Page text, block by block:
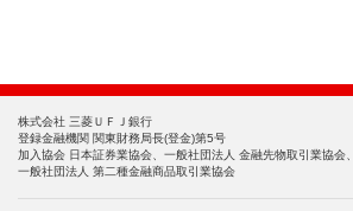
株式会社 三菱ＵＦＪ銀行
登録金融機関 関東財務局長(登金)第5号
加入協会 日本証券業協会、一般社団法人 金融先物取引業協会、
一般社団法人 第二種金融商品取引業協会